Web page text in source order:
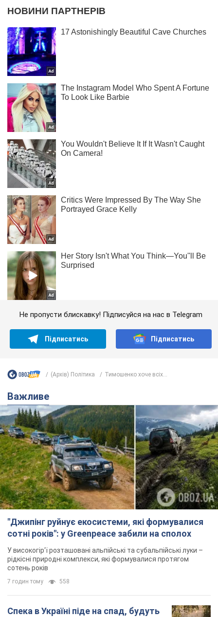
Не пропусти блискавку! Підписуйся на нас в Telegram
Підписатись Підписатись
(Архів) Політика Тимошенко хоче всіх...
Важливе
"Джипінг руйнує екосистеми, які формувалися
сотні років": у Greenpeace забили на сполох
У високогір'ї розташовані альпійські та субальпійські луки –
рідкісні природні комплекси, які формувалися протягом
сотень років
7 годин тому 558
Спека в Україні піде на спад, будуть